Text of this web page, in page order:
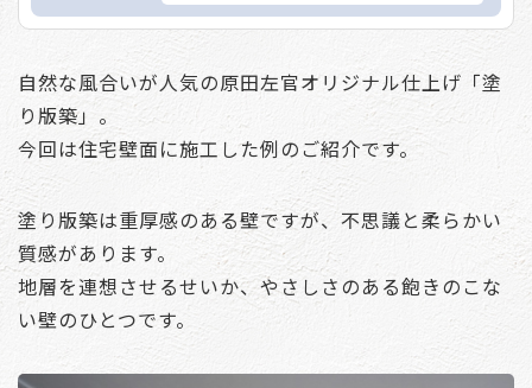
自然な風合いが人気の原田左官オリジナル仕上げ「塗
り版築」。
今回は住宅壁面に施工した例のご紹介です。
塗り版築は重厚感のある壁ですが、不思議と柔らかい
質感があります。
地層を連想させるせいか、やさしさのある飽きのこな
い壁のひとつです。